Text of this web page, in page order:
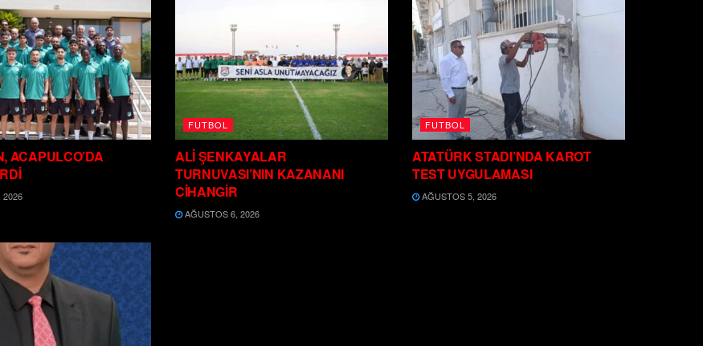
ACAPULCO’DA
2026
FUTBOL
ALİ ŞENKAYALAR
TURNUVASI’NIN KAZANANI
CİHANGİR
AĞUSTOS 6, 2026
FUTBOL
ATATÜRK STADI’NDA KAROT
TEST UYGULAMASI
AĞUSTOS 5, 2026